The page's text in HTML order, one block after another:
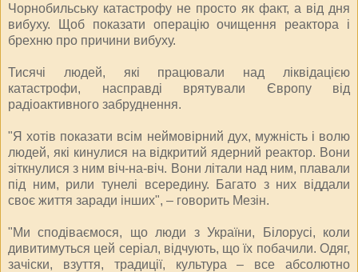
Чорнобильську катастрофу не просто як факт, а від дня
вибуху. Щоб показати операцію очищення реактора і
брехню про причини вибуху.
Тисячі людей, які працювали над ліквідацією
катастрофи, насправді врятували Європу від
радіоактивного забруднення.
"Я хотів показати всім неймовірний дух, мужність і волю
людей, які кинулися на відкритий ядерний реактор. Вони
зіткнулися з ним віч-на-віч. Вони літали над ним, плавали
під ним, рили тунелі всередину. Багато з них віддали
своє життя заради інших", – говорить Мезін.
"Ми сподіваємося, що люди з України, Білорусі, коли
дивитимуться цей серіал, відчують, що їх побачили. Одяг,
зачіски, взуття, традиції, культура – все абсолютно